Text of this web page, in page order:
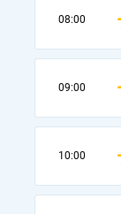
08:00
09:00
10:00